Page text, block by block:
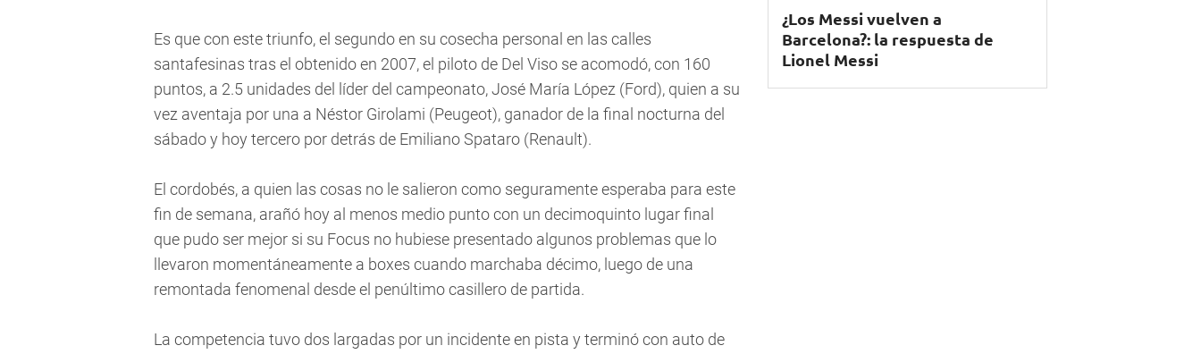
Es que con este triunfo, el segundo en su cosecha personal en las calles
santafesinas tras el obtenido en 2007, el piloto de Del Viso se acomodó, con 160
puntos, a 2.5 unidades del líder del campeonato, José María López (Ford), quien a su
vez aventaja por una a Néstor Girolami (Peugeot), ganador de la final nocturna del
sábado y hoy tercero por detrás de Emiliano Spataro (Renault).
El cordobés, a quien las cosas no le salieron como seguramente esperaba para este
fin de semana, arañó hoy al menos medio punto con un decimoquinto lugar final
que pudo ser mejor si su Focus no hubiese presentado algunos problemas que lo
llevaron momentáneamente a boxes cuando marchaba décimo, luego de una
remontada fenomenal desde el penúltimo casillero de partida.
La competencia tuvo dos largadas por un incidente en pista y terminó con auto de
¿Los Messi vuelven a
Barcelona?: la respuesta de
Lionel Messi